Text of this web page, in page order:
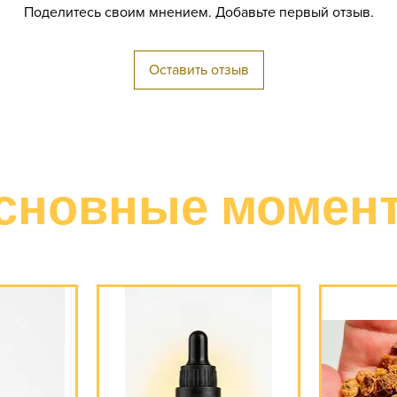
Поделитесь своим мнением. Добавьте первый отзыв.
Оставить отзыв